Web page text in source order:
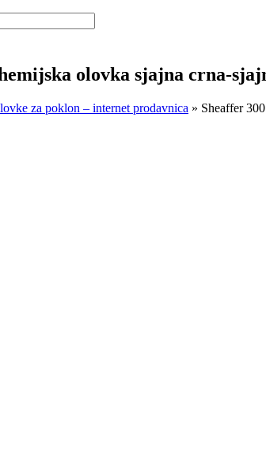
olovka sjajna crna-
za poklon – internet prodavnica » Sheaffer